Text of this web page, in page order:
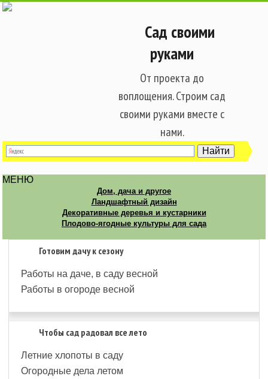
Сад своими
руками
От проекта до
воплощения. Строим сад
своими руками вместе с
нами.
МЕНЮ
Дом, дача и другое
Ландшафтный дизайн
Декоративные деревья и кустарники
Плодово-ягодные культуры для сада
Готовим дачу к сезону
Работы на даче, в саду весной
Работы в огороде весной
Чтобы сад радовал все лето
Летние хлопоты в саду
Огородные дела летом